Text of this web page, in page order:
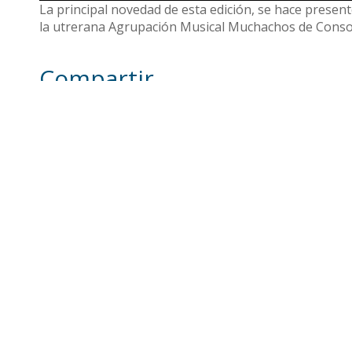
La principal novedad de esta edición, se hace
la utrerana Agrupación Musical Muchachos de
Compartir